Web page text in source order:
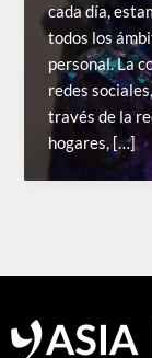
cada día,
todos los
personal. La
redes
través de la
hogares, […]